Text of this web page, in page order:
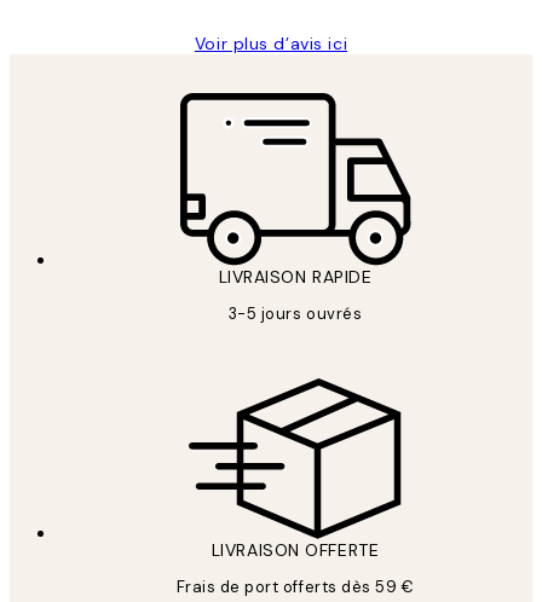
Voir plus d’avis ici
LIVRAISON RAPIDE
3-5 jours ouvrés
LIVRAISON OFFERTE
Frais de port offerts dès 59 €